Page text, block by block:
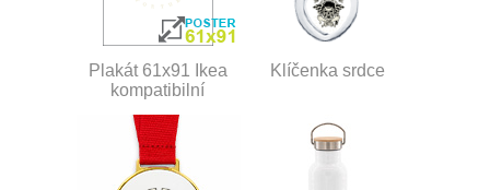
Plakát 61x91 Ikea
kompatibilní
Klíčenka srdce